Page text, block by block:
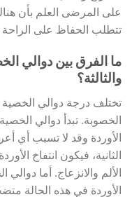
على المرضى العلم بأن
تتطلب الحفاظ على الراحة
ما الفرق بين دوالي
والثالثة؟
تختلف درجة دوالي الخصية
الخصوبة. تبدأ دوالي
الأوردة وقد لا تسبب أي
الثانية، فيكون انتفاخ
الألم والانزعاج. أما
الأوردة في هذه الحالة